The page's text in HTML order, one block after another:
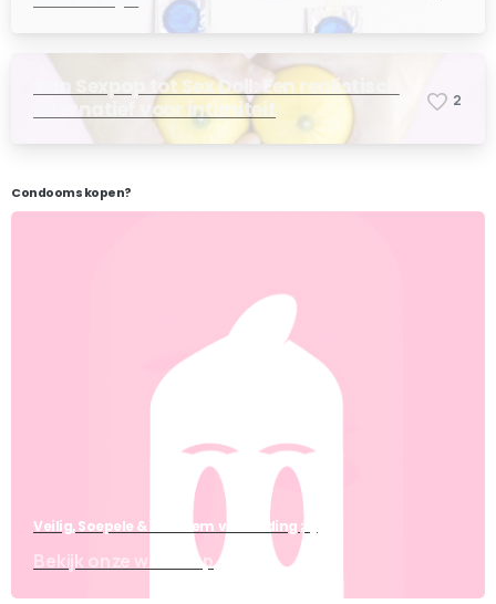
Van Sexpop tot Sex Doll: Een realistisch
alternatief voor intimiteit
2
Condooms kopen?
Veilig, Soepele & Anoniem verzending ;-)
Bekijk onze webshop